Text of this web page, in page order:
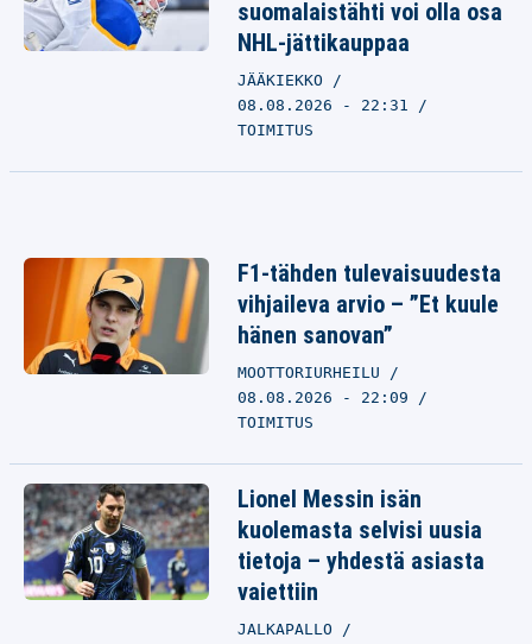
suomalaistähti voi olla osa
NHL-jättikauppaa
JÄÄKIEKKO
08.08.2026 - 22:31
TOIMITUS
F1-tähden tulevaisuudesta
vihjaileva arvio – ”Et kuule
hänen sanovan”
MOOTTORIURHEILU
08.08.2026 - 22:09
TOIMITUS
Lionel Messin isän
kuolemasta selvisi uusia
tietoja – yhdestä asiasta
vaiettiin
JALKAPALLO